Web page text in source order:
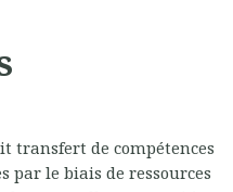
transfert de compétences
le biais de ressources